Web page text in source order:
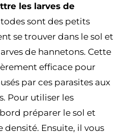
les larves de
sont des petits
se trouver dans le sol et
de hannetons. Cette
efficace pour
par ces parasites aux
Pour utiliser les
préparer le sol et
densité. Ensuite, il vous